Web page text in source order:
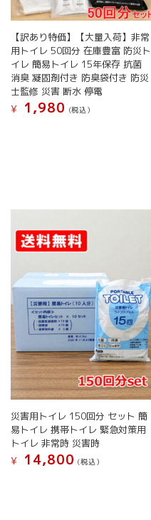
【訳あり特価】【大量入荷】非常
用トイレ 50回分 在庫豊富 防災ト
イレ 簡易トイレ 15年保存 抗菌
消臭 凝固剤付き 防臭袋付き 防災
士監修 災害 断水 停電
¥
1,980 (税込）
災害用トイレ 150回分 セット 簡
易トイレ 携帯トイレ 緊急対策用
トイレ 非常時 災害時
¥
14,800 (税込）